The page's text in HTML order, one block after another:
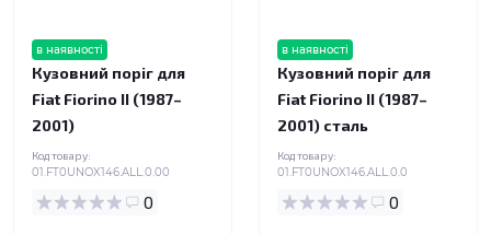
в наявності
Кузовний поріг для
Fiat Fiorino II (1987–
2001)
Код товару:
01.FT0UNOX146.ALL.0.00
0
в наявності
Кузовний поріг для
Fiat Fiorino II (1987–
2001) сталь
Код товару:
01.FT0UNOX146.ALL.0.0
0